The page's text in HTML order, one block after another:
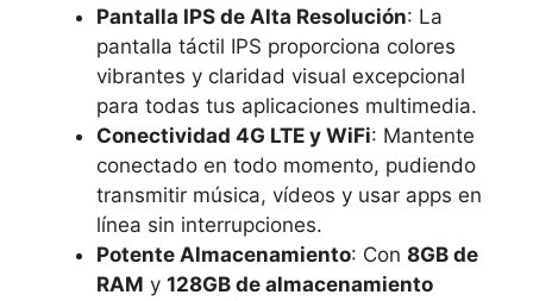
Pantalla IPS de Alta Resolución: La
pantalla táctil IPS proporciona colores
vibrantes y claridad visual excepcional
para todas tus aplicaciones multimedia.
Conectividad 4G LTE y WiFi: Mantente
conectado en todo momento, pudiendo
transmitir música, vídeos y usar apps en
línea sin interrupciones.
Potente Almacenamiento: Con 8GB de
RAM y 128GB de almacenamiento